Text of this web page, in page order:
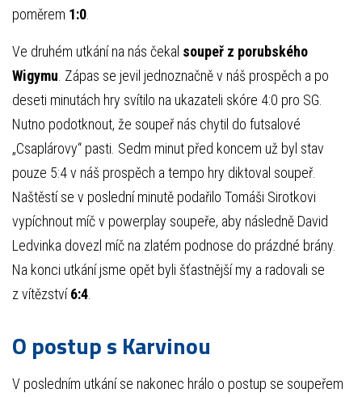
poměrem 1:0.
Ve druhém utkání na nás čekal soupeř z porubského
Wigymu. Zápas se jevil jednoznačně v náš prospěch a po
deseti minutách hry svítilo na ukazateli skóre 4:0 pro SG.
Nutno podotknout, že soupeř nás chytil do futsalové
„Csaplárovy“ pasti. Sedm minut před koncem už byl stav
pouze 5:4 v náš prospěch a tempo hry diktoval soupeř.
Naštěstí se v poslední minutě podařilo Tomáši Sirotkovi
vypíchnout míč v powerplay soupeře, aby následně David
Ledvinka dovezl míč na zlatém podnose do prázdné brány.
Na konci utkání jsme opět byli šťastnější my a radovali se
z vítězství6:4.
O postup s Karvinou
V posledním utkání se nakonec hrálo o postup se soupeřem